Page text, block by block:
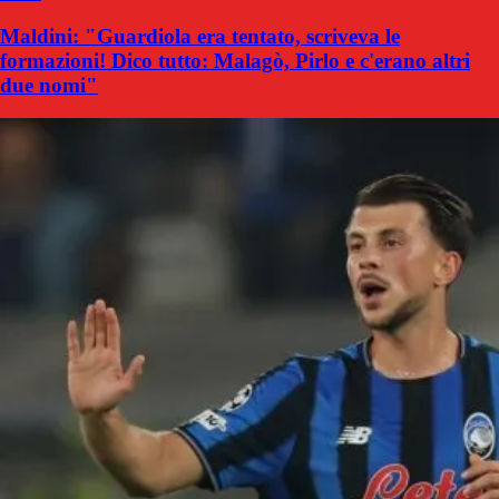
Maldini: "Guardiola era tentato, scriveva le
formazioni! Dico tutto: Malagò, Pirlo e c'erano altri
due nomi"